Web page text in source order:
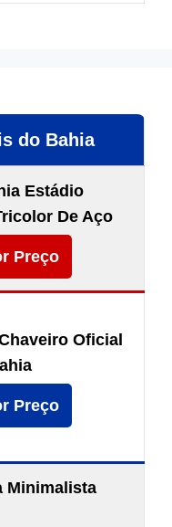
do Bahia
Estádio
De Aço
Preço
Oficial
Preço
Minimalista